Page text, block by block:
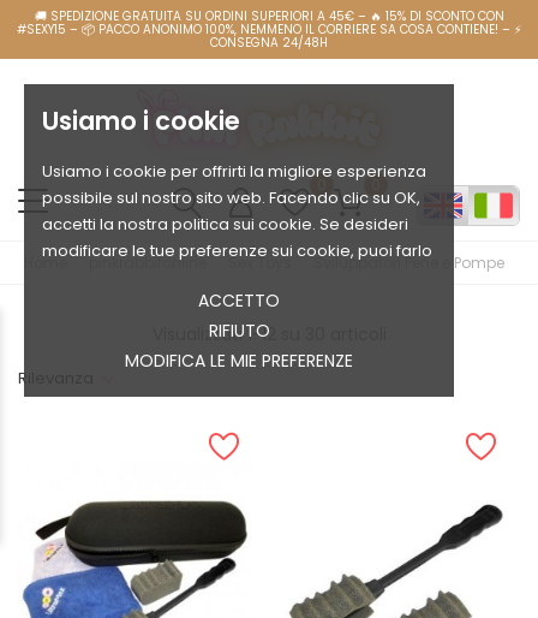
Usiamo i cookie
Usiamo i cookie per offrirti la migliore esperienza
possibile sul nostro sito web. Facendo clic su OK,
accetti la nostra politica sui cookie. Se desideri
modificare le tue preferenze sui cookie, puoi farlo
ACCETTO
RIFIUTO
MODIFICA LE MIE PREFERENZE
Home pinkrabbitonline Sex Toys Sviluppatori Pene e Pompe
Rilevanza
Visualizzati 1-12 su 30 articoli